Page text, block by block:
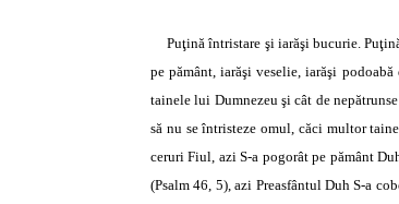
Puţină întristare şi iarăşi bucurie.
pe pământ, iarăşi veselie, iarăşi
tainele lui Dumnezeu şi cât de
să nu se întristeze omul, căci multor
ceruri Fiul, azi S-a pogorât pe pământ
(Psalm 46, 5), azi Preasfântul Duh S-a